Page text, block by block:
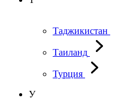
Таджикистан
Таиланд
Турция
У